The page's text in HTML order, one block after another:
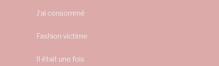
J’ai consommé
Fashion victime
Il était une fois